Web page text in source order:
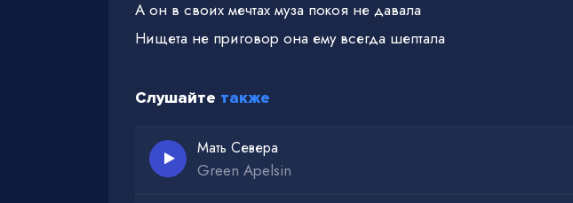
А он в своих мечтах муза покоя не давала
Нищета не приговор она ему всегда шептала
Слушайте также
Мать Севера
Green Apelsin